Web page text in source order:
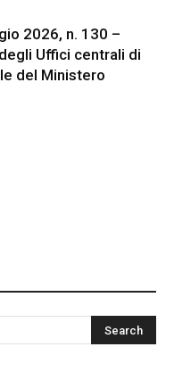
2026, n. 130 –
Uffici centrali di
del Ministero